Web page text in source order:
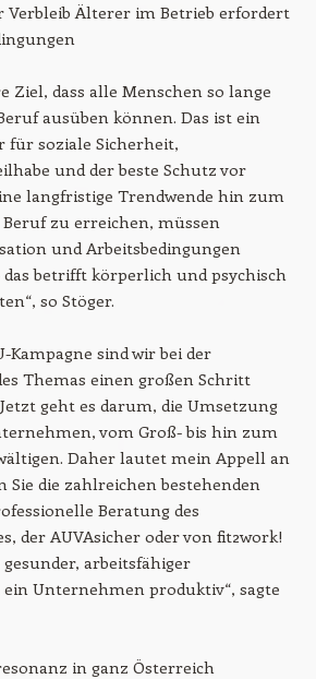
Verbleib Älterer im Betrieb erfordert
Ziel, dass alle Menschen so lange
ausüben können. Das ist ein
für soziale Sicherheit,
und der beste Schutz vor
langfristige Trendwende hin zum
zu erreichen, müssen
und Arbeitsbedingungen
das betrifft körperlich und psychisch
so Stöger.
Kampagne sind wir bei der
Themas einen großen Schritt
geht es darum, die Umsetzung
vom Groß- bis hin zum
Daher lautet mein Appell an
Sie die zahlreichen bestehenden
Beratung des
der AUVAsicher oder von fit2work!
arbeitsfähiger
Unternehmen produktiv“, sagte
in ganz Österreich